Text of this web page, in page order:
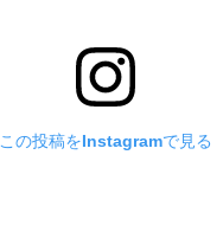
この投稿をInstagramで見る